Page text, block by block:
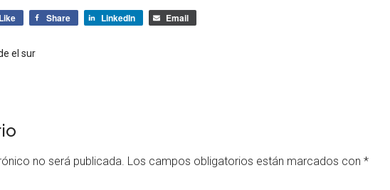
Like Share LinkedIn Email
el sur
no será publicada. Los campos obligatorios están marcados con *